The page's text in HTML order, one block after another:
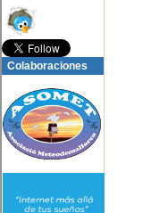
Colaboraciones